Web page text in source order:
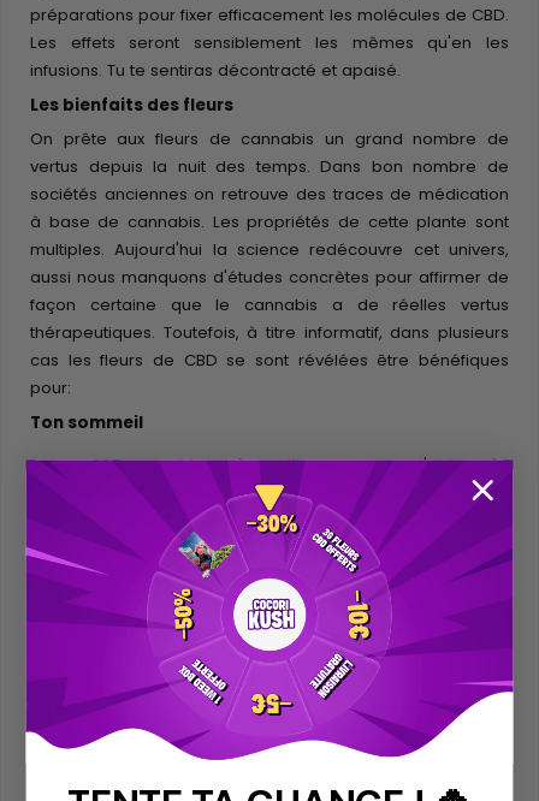
préparations pour fixer efficacement les molécules de CBD.
Les effets seront sensiblement les mêmes qu'en les
infusions. Tu te sentiras décontracté et apaisé.
Les bienfaits des fleurs
On prête aux fleurs de cannabis un grand nombre de
vertus depuis la nuit des temps. Dans bon nombre de
sociétés anciennes on retrouve des traces de médication
à base de cannabis. Les propriétés de cette plante sont
multiples. Aujourd'hui la science redécouvre cet univers,
aussi nous manquons d'études concrètes pour affirmer de
façon certaine que le cannabis a de réelles vertus
thérapeutiques. Toutefois, à titre informatif, dans plusieurs
cas les fleurs de CBD se sont révélées être bénéfiques
pour:
Ton sommeil
Le CBD semble très efficace pour t'aider à
l’endormissement
, sans effets secondaires. Le
Cannabidiol ne provoquerai pas directement le
sommeil comme le ferait un somnifère mais offrirait un
terrain propice à celui-ci. En effet grâce au différents
récepteurs cannabinoïdes présents dans notre corps,
l'action du CBD est quasiment immédiate. C'est une
bonne façon de se préparer au sommeil.
Ton humeur
Des études sont en cours pour étudier les actions